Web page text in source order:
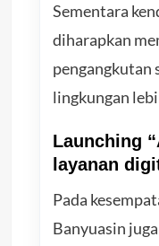
Sementara
diharapkan
pengangkutan
lingkungan
Launching
layanan
Pada
Banyuasin